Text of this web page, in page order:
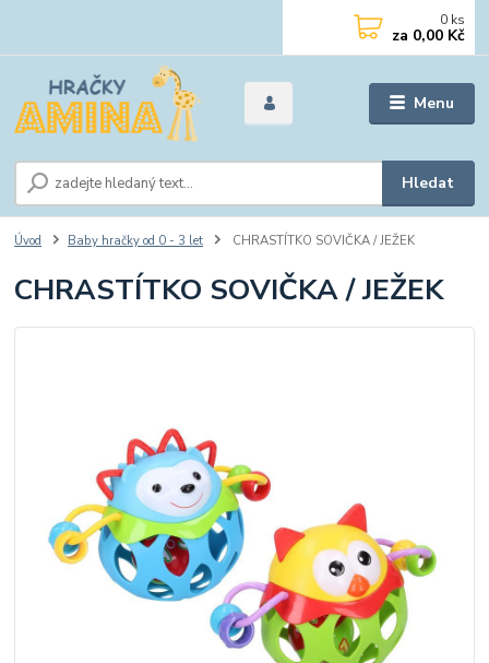
Menu
Hledat
0 ks
za 0,00 Kč
Úvod Baby hračky od 0 - 3 let CHRASTÍTKO SOVIČKA / JEŽEK
CHRASTÍTKO SOVIČKA / JEŽEK